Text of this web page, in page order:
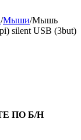
/Мыши/Мышь
silent USB (3but)
ПО Б/Н